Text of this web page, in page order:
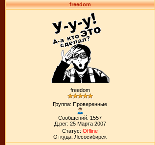
freedom
freedom
Группа: Проверенные
Сообщений: 1557
Д.рег: 25 Марта 2007
Статус: Offline
Откуда: Лесосибирск